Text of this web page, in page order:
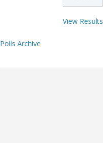
View Results
Polls Archive